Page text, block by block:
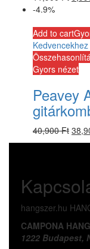
-4.9%
Add to cart
Kedvencekhez
Gyors nézet
Peavey
40,900Ft
hangszer.hu
CAMPONA
1222 Budapest,